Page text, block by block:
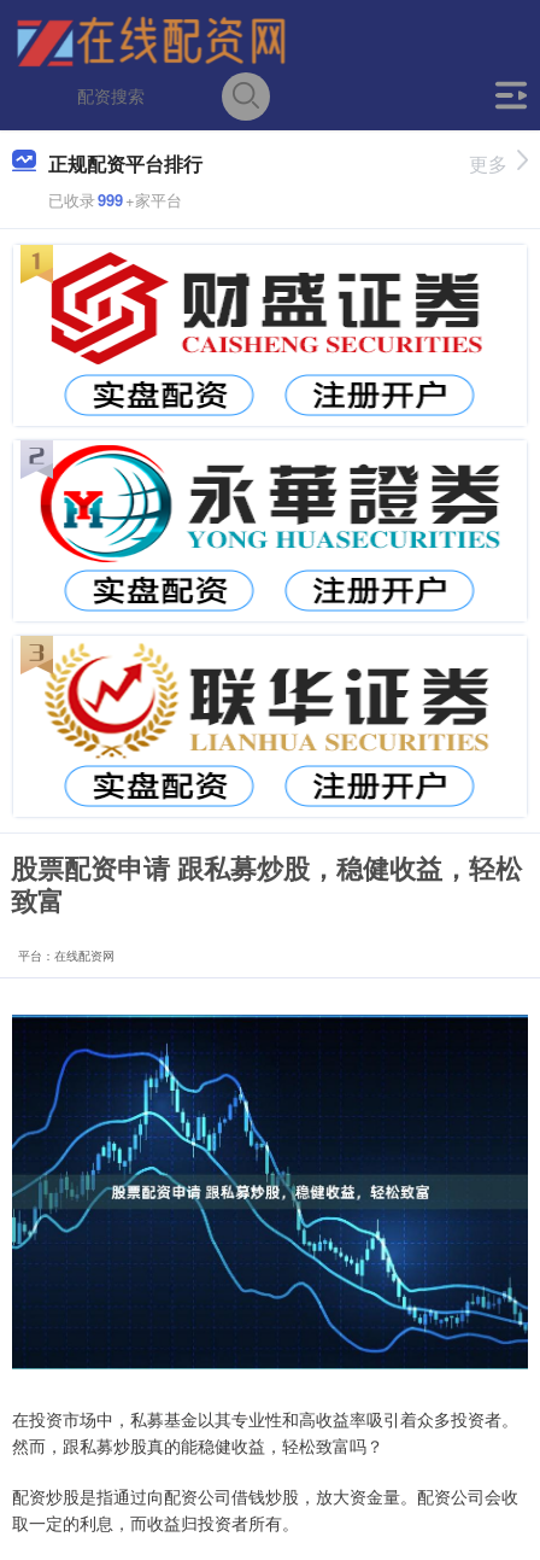
正规配资平台排行
已收录999+家平台
更多
股票配资申请 跟私募炒股，稳健收益，轻松
致富
平台：在线配资网
在投资市场中，私募基金以其专业性和高收益率吸引着众多投资者。
然而，跟私募炒股真的能稳健收益，轻松致富吗？
配资炒股是指通过向配资公司借钱炒股，放大资金量。配资公司会收
取一定的利息，而收益归投资者所有。